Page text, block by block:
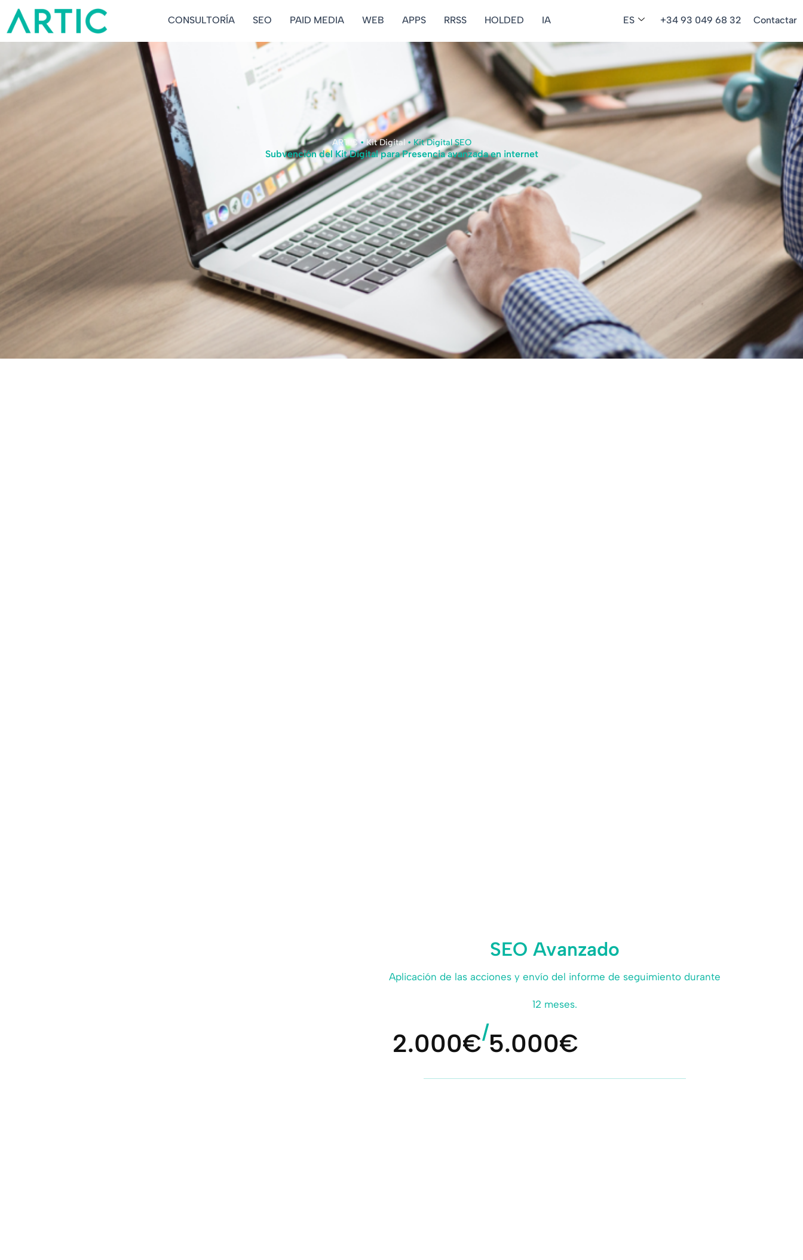
CONSULTORÍA SEO PAID MEDIA WEB APPS RRSS HOLDED IA ES +34 93 049 68 32 Contactar
ARTIC•Kit Digital•Kit Digital SEO
Subvención del Kit Digital para Presencia avanzada en internet
SEO Avanzado
Aplicación de las acciones y envío del informe de seguimiento durante
12 meses.
2.000€/5.000€